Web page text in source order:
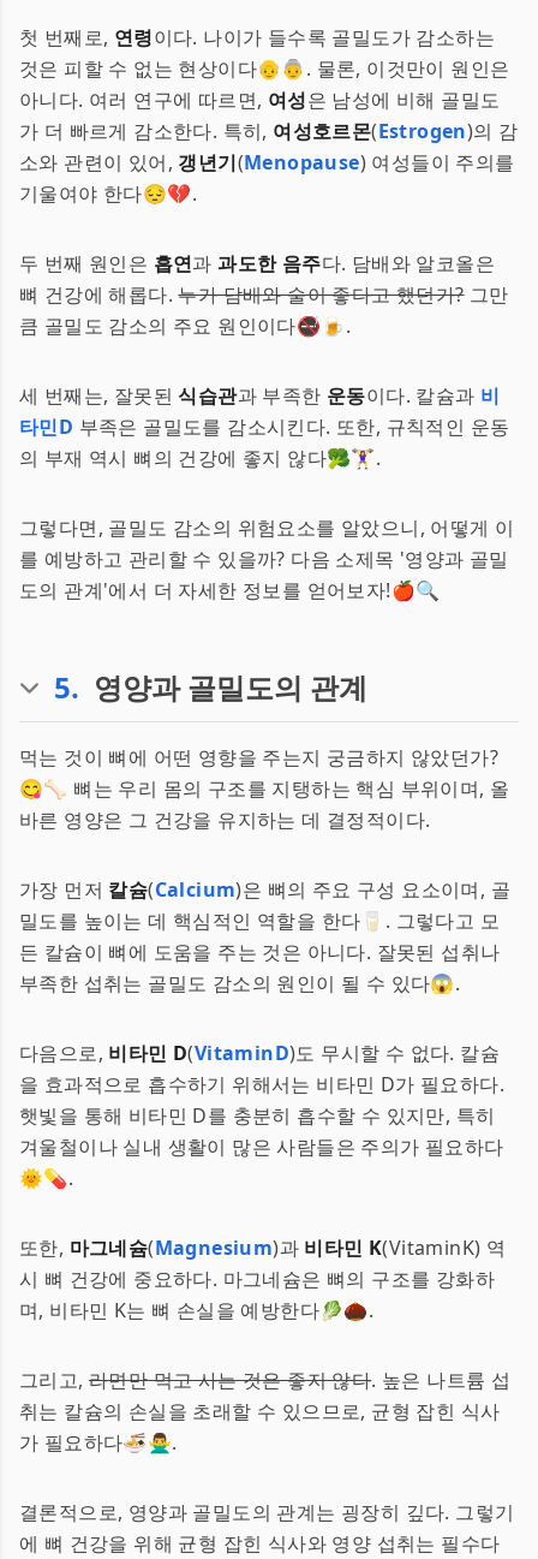
첫 번째로, 연령이다. 나이가 들수록 골밀도가 감소하는
것은 피할 수 없는 현상이다👴👵. 물론, 이것만이 원인은
아니다. 여러 연구에 따르면, 여성은 남성에 비해 골밀도
가 더 빠르게 감소한다. 특히, 여성호르몬(Estrogen)의 감
소와 관련이 있어, 갱년기(Menopause) 여성들이 주의를
기울여야 한다😔💔.
두 번째 원인은 흡연과과도한 음주다. 담배와 알코올은
뼈 건강에 해롭다.누가 담배와 술이 좋다고 했던가?그만
큼 골밀도 감소의 주요 원인이다🚭🍺.
세 번째는, 잘못된 식습관과 부족한 운동이다. 칼슘과 비
타민D 부족은 골밀도를 감소시킨다. 또한, 규칙적인 운동
의 부재 역시 뼈의 건강에 좋지 않다🥦🏋️‍♀️.
그렇다면, 골밀도 감소의 위험요소를 알았으니, 어떻게 이
를 예방하고 관리할 수 있을까? 다음 소제목 '영양과 골밀
도의 관계'에서 더 자세한 정보를 얻어보자!🍎🔍
5. 영양과 골밀도의 관계
먹는 것이 뼈에 어떤 영향을 주는지 궁금하지 않았던가?
😋🦴 뼈는 우리 몸의 구조를 지탱하는 핵심 부위이며, 올
바른 영양은 그 건강을 유지하는 데 결정적이다.
가장 먼저 칼슘(Calcium)은 뼈의 주요 구성 요소이며, 골
밀도를 높이는 데 핵심적인 역할을 한다🥛. 그렇다고 모
든 칼슘이 뼈에 도움을 주는 것은 아니다. 잘못된 섭취나
부족한 섭취는 골밀도 감소의 원인이 될 수 있다😱.
다음으로, 비타민 D(VitaminD)도 무시할 수 없다. 칼슘
을 효과적으로 흡수하기 위해서는 비타민 D가 필요하다.
햇빛을 통해 비타민 D를 충분히 흡수할 수 있지만, 특히
겨울철이나 실내 생활이 많은 사람들은 주의가 필요하다
🌞💊.
또한, 마그네슘(Magnesium)과 비타민 K(VitaminK) 역
시 뼈 건강에 중요하다. 마그네슘은 뼈의 구조를 강화하
며, 비타민 K는 뼈 손실을 예방한다🥬🌰.
그리고, 라면만 먹고 사는 것은 좋지 않다. 높은 나트륨 섭
취는 칼슘의 손실을 초래할 수 있으므로, 균형 잡힌 식사
가 필요하다🍜🙅‍♂️.
결론적으로, 영양과 골밀도의 관계는 굉장히 깊다. 그렇기
에 뼈 건강을 위해 균형 잡힌 식사와 영양 섭취는 필수다